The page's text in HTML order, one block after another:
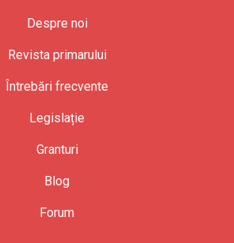
Despre noi
Revista primarului
Întrebări frecvente
Legislație
Granturi
Blog
Forum